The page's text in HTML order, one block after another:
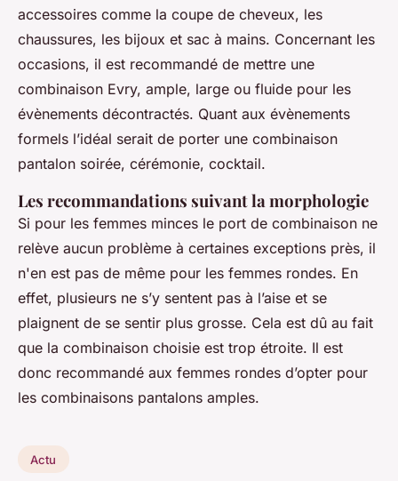
accessoires comme la coupe de cheveux, les
chaussures, les bijoux et sac à mains. Concernant les
occasions, il est recommandé de mettre une
combinaison Evry, ample, large ou fluide pour les
évènements décontractés. Quant aux évènements
formels l’idéal serait de porter une combinaison
pantalon soirée, cérémonie, cocktail.
Les recommandations suivant la morphologie
Si pour les femmes minces le port de combinaison ne
relève aucun problème à certaines exceptions près, il
n'en est pas de même pour les femmes rondes. En
effet, plusieurs ne s’y sentent pas à l’aise et se
plaignent de se sentir plus grosse. Cela est dû au fait
que la combinaison choisie est trop étroite. Il est
donc recommandé aux femmes rondes d’opter pour
les combinaisons pantalons amples.
Actu